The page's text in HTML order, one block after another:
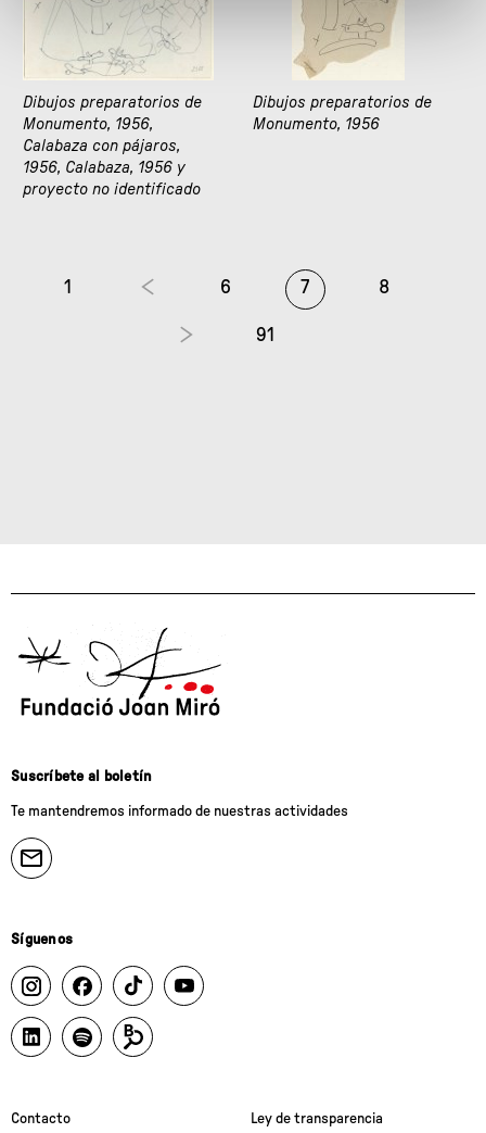
Dibujos preparatorios de
Monumento, 1956,
Calabaza con pájaros,
1956, Calabaza, 1956 y
proyecto no identificado
Dibujos preparatorios de
Monumento, 1956
1 6 7 8
91
Suscríbete al boletín
Te mantendremos informado de nuestras actividades
Síguenos
Contacto
Ley de transparencia